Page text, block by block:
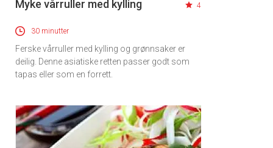
Myke vårruller med kylling 4
30 minutter
Ferske vårruller med kylling og grønnsaker er
deilig. Denne asiatiske retten passer godt som
tapas eller som en forrett.